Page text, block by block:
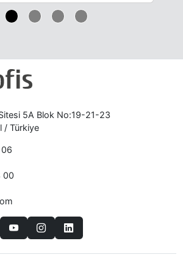
5A Blok No:19-21-23
/ Türkiye
00